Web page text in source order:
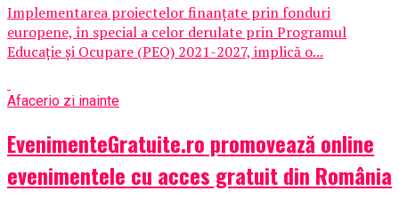
Implementarea proiectelor finanțate prin fonduri
europene, în special a celor derulate prin Programul
Educație și Ocupare (PEO) 2021-2027, implică o...
Afacerio zi inainte
EvenimenteGratuite.ro promovează online
evenimentele cu acces gratuit din România